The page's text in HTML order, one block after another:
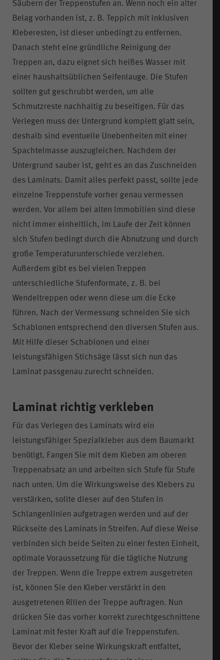
Säubern der Treppenstufen an. Wenn noch ein alter
Belag vorhanden ist, z. B. Teppich mit inklusiven
Kleberesten, ist dieser unbedingt zu entfernen.
Danach steht eine gründliche Reinigung der
Treppen an, dazu eignet sich heißes Wasser mit
einer haushaltsüblichen Seifenlauge. Die Stufen
sollten gut geschrubbt werden, um alle
Schmutzreste nachhaltig zu beseitigen. Für das
Verlegen muss der Untergrund komplett glatt sein,
deshalb sind eventuelle Unebenheiten mit einer
Spachtelmasse auszugleichen. Nachdem der
Untergrund sauber ist, geht es an das Zuschneiden
des Laminats. Damit alles perfekt passt, sollte jede
einzelne Treppenstufe vorher genau vermessen
werden. Vor allem bei alten Immobilien sind diese
nicht immer einheitlich, im Laufe der Zeit können
sich Stufen bedingt durch die Abnutzung und durch
große Temperaturunterschiede verziehen.
Außerdem gibt es bei vielen Treppen
unterschiedliche Stufenformate, z. B. bei
Wendeltreppen oder wenn diese um die Ecke
führen. Nach der Vermessung schneiden Sie sich
Schablonen entsprechend den diversen Stufen aus.
Mit Hilfe dieser Schablonen und einer
leistungsfähigen Stichsäge lässt sich nun das
Laminat passgenau zurecht schneiden.
Laminat richtig verkleben
Für das Verlegen des Laminats wird ein
leistungsfähiger Spezialkleber aus dem Baumarkt
benötigt. Fangen Sie mit dem Kleben am oberen
Treppenabsatz an und arbeiten sich Stufe für Stufe
nach unten. Um die Wirkungsweise des Klebers zu
verstärken, sollte dieser auf den Stufen in
Schlangenlinien aufgetragen werden und auf der
Rückseite des Laminats in Streifen. Auf diese Weise
verbinden sich beide Seiten zu einer festen Einheit,
optimale Voraussetzung für die tägliche Nutzung
der Treppen. Wenn die Treppe extrem ausgetreten
ist, können Sie den Kleber verstärkt in den
ausgetretenen Rillen der Treppe auftragen. Nun
drücken Sie das vorher korrekt zurechtgeschnittene
Laminat mit fester Kraft auf die Treppenstufen.
Bevor der Kleber seine Wirkungskraft entfaltet,